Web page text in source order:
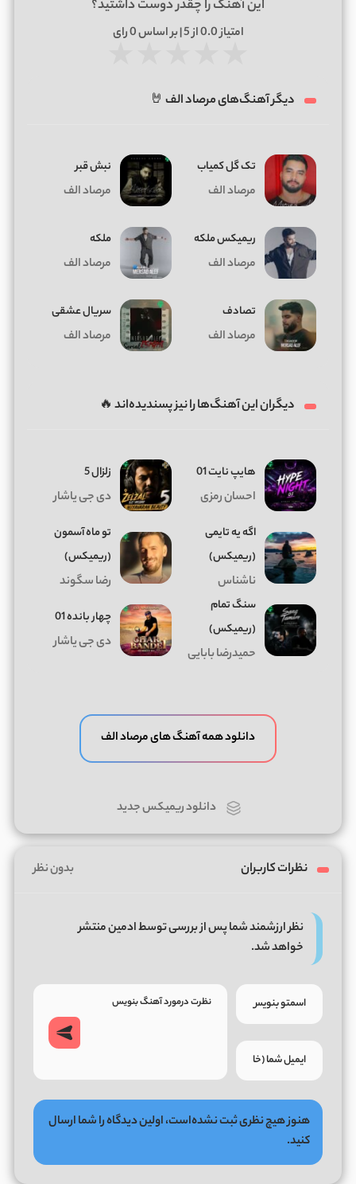
این آهنگ را چقدر دوست داشتید؟
امتیاز0.0از 5 | بر اساس 0رای
دیگر آهنگ‌های مرصاد الف 🤘
تک گل کمیاب
مرصاد الف
نبش قبر
مرصاد الف
ریمیکس ملکه
مرصاد الف
ملکه
مرصاد الف
تصادف
مرصاد الف
سریال عشقی
مرصاد الف
دیگران این آهنگ‌ها را نیز پسندیده‌اند 🔥
هایپ نایت 01
احسان رمزی
زلزال 5
دی جی یاشار
اگه یه تایمی
(ریمیکس)
ناشناس
تو ماه آسمون
(ریمیکس)
رضا سگوند
سنگ تمام
(ریمیکس)
حمیدرضا بابایی
چهار بانده 01
دی جی یاشار
دانلود همه آهنگ های مرصاد الف
دانلود ریمیکس جدید
نظرات کاربران بدون نظر
نظر ارزشمند شما پس از بررسی توسط ادمین منتشر
خواهد شد.
هنوز هیچ نظری ثبت نشده‌است، اولین دیدگاه را شما ارسال
کنید.